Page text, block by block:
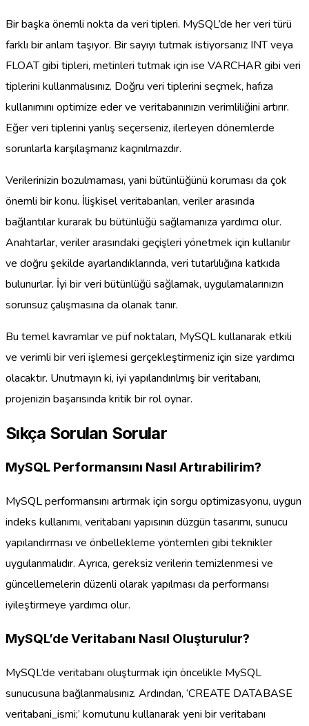
Bir başka önemli nokta da veri tipleri. MySQL’de her veri türü
farklı bir anlam taşıyor. Bir sayıyı tutmak istiyorsanız INT veya
FLOAT gibi tipleri, metinleri tutmak için ise VARCHAR gibi veri
tiplerini kullanmalısınız. Doğru veri tiplerini seçmek, hafıza
kullanımını optimize eder ve veritabanınızın verimliliğini artırır.
Eğer veri tiplerini yanlış seçerseniz, ilerleyen dönemlerde
sorunlarla karşılaşmanız kaçınılmazdır.
Verilerinizin bozulmaması, yani bütünlüğünü koruması da çok
önemli bir konu. İlişkisel veritabanları, veriler arasında
bağlantılar kurarak bu bütünlüğü sağlamanıza yardımcı olur.
Anahtarlar, veriler arasındaki geçişleri yönetmek için kullanılır
ve doğru şekilde ayarlandıklarında, veri tutarlılığına katkıda
bulunurlar. İyi bir veri bütünlüğü sağlamak, uygulamalarınızın
sorunsuz çalışmasına da olanak tanır.
Bu temel kavramlar ve püf noktaları, MySQL kullanarak etkili
ve verimli bir veri işlemesi gerçekleştirmeniz için size yardımcı
olacaktır. Unutmayın ki, iyi yapılandırılmış bir veritabanı,
projenizin başarısında kritik bir rol oynar.
Sıkça Sorulan Sorular
MySQL Performansını Nasıl Artırabilirim?
MySQL performansını artırmak için sorgu optimizasyonu, uygun
indeks kullanımı, veritabanı yapısının düzgün tasarımı, sunucu
yapılandırması ve önbellekleme yöntemleri gibi teknikler
uygulanmalıdır. Ayrıca, gereksiz verilerin temizlenmesi ve
güncellemelerin düzenli olarak yapılması da performansı
iyileştirmeye yardımcı olur.
MySQL’de Veritabanı Nasıl Oluşturulur?
MySQL’de veritabanı oluşturmak için öncelikle MySQL
sunucusuna bağlanmalısınız. Ardından, ‘CREATE DATABASE
veritabani_ismi;’ komutunu kullanarak yeni bir veritabanı